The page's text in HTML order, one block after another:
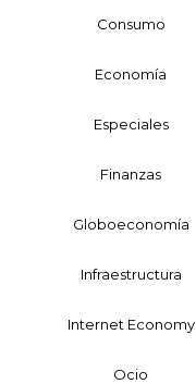
Consumo
Economía
Especiales
Finanzas
Globoeconomía
Infraestructura
Internet Economy
Ocio